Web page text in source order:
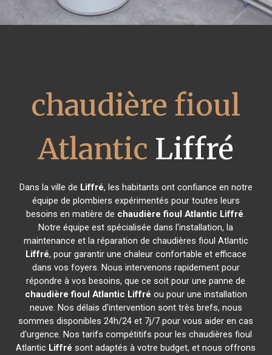
chaudière fioul
Atlantic Liffré
Dans la ville de Liffré, les habitants ont confiance en notre
équipe de plombiers expérimentés pour toutes leurs
besoins en matière de chaudière fioul Atlantic Liffré.
Notre équipe est spécialisée dans l'installation, la
maintenance et la réparation de chaudières fioul Atlantic
Liffré, pour garantir une chaleur confortable et efficace
dans vos foyers. Nous intervenons rapidement pour
répondre à vos besoins, que ce soit pour une panne de
chaudière fioul Atlantic Liffré ou pour une installation
neuve. Nos délais d'intervention sont très brefs, nous
sommes disponibles 24h/24 et 7j/7 pour vous aider en cas
d'urgence. Nos tarifs compétitifs pour les chaudières fioul
Atlantic Liffré sont adaptés à votre budget, et nous offrons